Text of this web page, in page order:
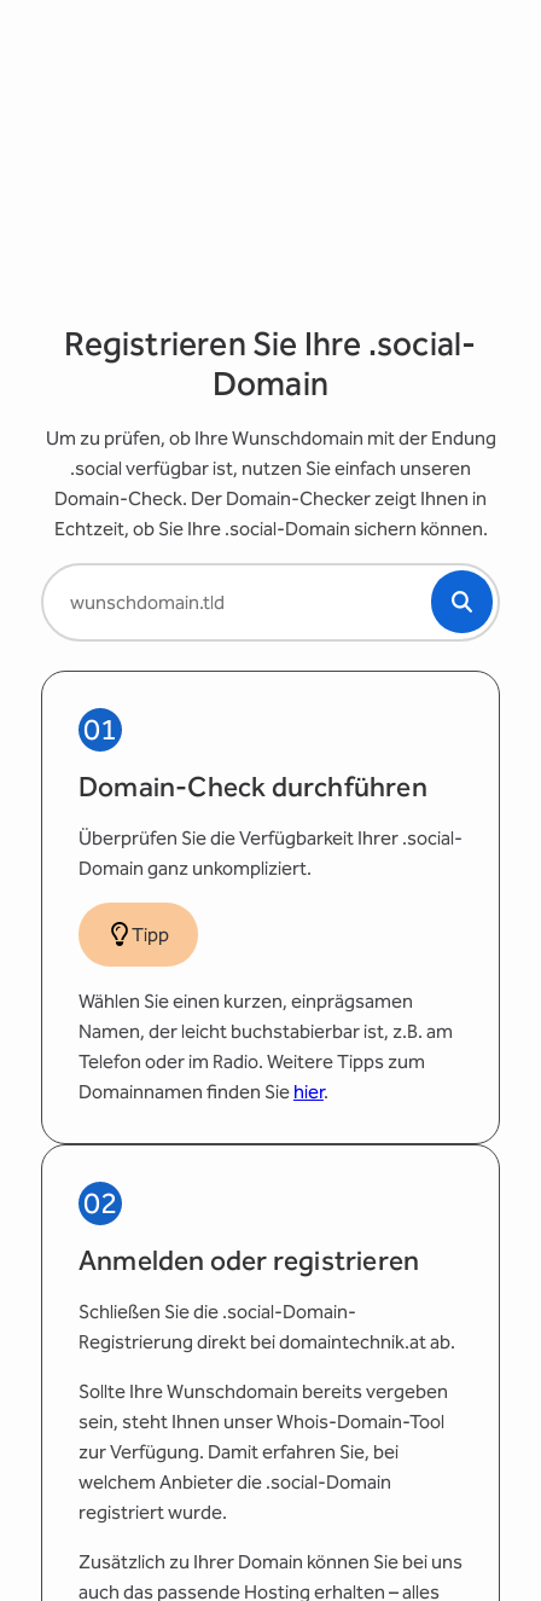
Registrieren Sie Ihre .social-
Domain
Um zu prüfen, ob Ihre Wunschdomain mit der Endung
.social verfügbar ist, nutzen Sie einfach unseren
Domain-Check. Der Domain-Checker zeigt Ihnen in
Echtzeit, ob Sie Ihre .social-Domain sichern können.
01
Domain-Check durchführen
Überprüfen Sie die Verfügbarkeit Ihrer .social-
Domain ganz unkompliziert.
Tipp
Wählen Sie einen kurzen, einprägsamen
Namen, der leicht buchstabierbar ist, z.B. am
Telefon oder im Radio. Weitere Tipps zum
Domainnamen finden Sie hier.
02
Anmelden oder registrieren
Schließen Sie die .social-Domain-
Registrierung direkt bei domaintechnik.at ab.
Sollte Ihre Wunschdomain bereits vergeben
sein, steht Ihnen unser Whois-Domain-Tool
zur Verfügung. Damit erfahren Sie, bei
welchem Anbieter die .social-Domain
registriert wurde.
Zusätzlich zu Ihrer Domain können Sie bei uns
auch das passende Hosting erhalten – alles